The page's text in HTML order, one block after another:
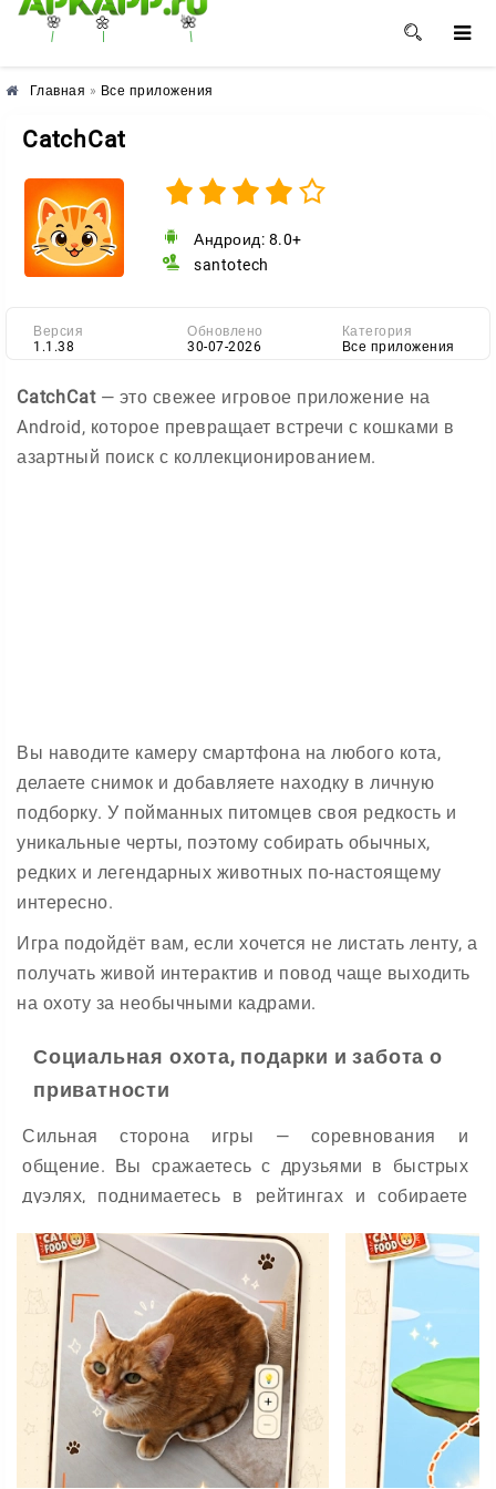
🌸 🌼 🌺
Главная » Все приложения
CatchCat
Андроид: 8.0+
santotech
Версия
1.1.38
Обновлено
30-07-2026
Категория
Все приложения
CatchCat— это свежее игровое приложение на
Android, которое превращает встречи с кошками в
азартный поиск с коллекционированием.
Вы наводите камеру смартфона на любого кота,
делаете снимок и добавляете находку в личную
подборку. У пойманных питомцев своя редкость и
уникальные черты, поэтому собирать обычных,
редких и легендарных животных по-настоящему
интересно.
Игра подойдёт вам, если хочется не листать ленту, а
получать живой интерактив и повод чаще выходить
на охоту за необычными кадрами.
Социальная охота, подарки и забота о
приватности
Сильная сторона игры — соревнования и
общение. Вы сражаетесь с друзьями в быстрых
дуэлях, поднимаетесь в рейтингах и собираете
Встроенные вишлисты упрощают обмен
подарками и избавляют от дублей на праздники.
Умные уведомления держат вас в курсе битв и
активности друзей без спама. Доступна
поддержка многих языков, а гибкие настройки
приватности позволяют контролировать данные и
удалить аккаунт. Подписка CatchCat Premium
открывает косметику и бонусы для тех, кто хочет